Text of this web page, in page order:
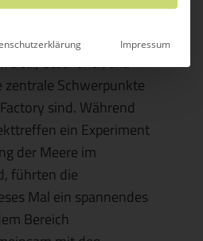
verbindet
Deal, Gesundheit und
zentrale Schwerpunkte
sind. Während
ein Experiment
der Meere im
führten die
Mal ein spannendes
Bereich
Impressum